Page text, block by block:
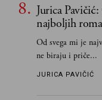
Jurica
najboljih
Od svega mi je
ne biraju i priče...
JURICA PAVIČIĆ